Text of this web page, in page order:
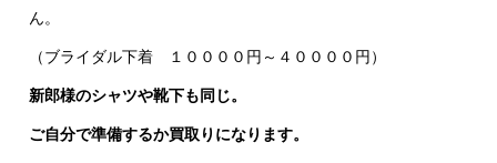
ん。
（ブライダル下着 １００００円～４００００円）
新郎様のシャツや靴下も同じ。
ご自分で準備するか買取りになります。